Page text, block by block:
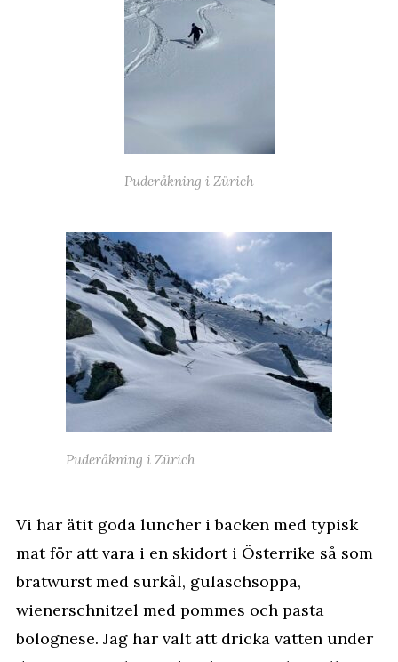
Puderåkning i Zürich
Puderåkning i Zürich
Vi har ätit goda luncher i backen med typisk
mat för att vara i en skidort i Österrike så som
bratwurst med surkål, gulaschsoppa,
wienerschnitzel med pommes och pasta
bolognese. Jag har valt att dricka vatten under